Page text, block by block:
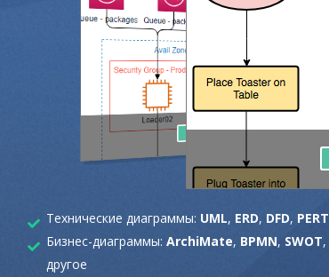
Технические диаграммы: UML, ERD, DFD, PERT
Бизнес-диаграммы: ArchiMate, BPMN, SWOT,
другое